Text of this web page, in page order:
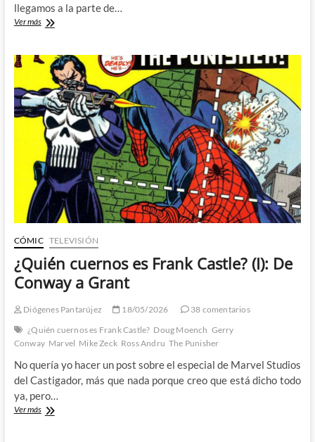
llegamos a la parte de…
Ver másSemper
cuernos
Frank
Castle?
(II)
CÓMIC TELEVISIÓN
¿Quién cuernos es Frank Castle? (I): De
Conway a Grant
Diógenes Pantarújez 18/05/2026
38 comentarios
¿Quién cuernos es Frank Castle? Doug Moench Gerry
Conway Marvel Mike Zeck Ross Andru The Punisher
No quería yo hacer un post sobre el especial de Marvel Studios
del Castigador, más que nada porque creo que está dicho todo
ya, pero…
Ver más¿Quién